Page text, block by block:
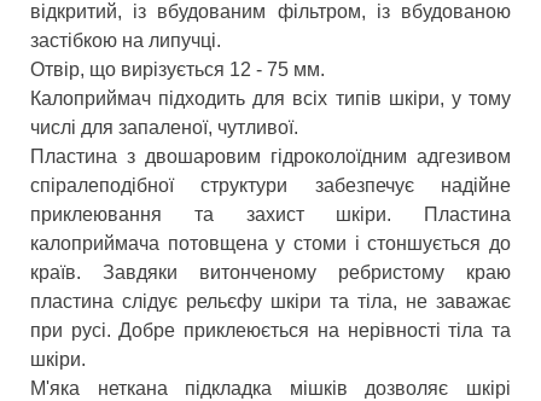
відкритий, із вбудованим фільтром, із вбудованою
застібкою на липучці.
Отвір, що вирізується 12 - 75 мм.
Калоприймач підходить для всіх типів шкіри, у тому
числі для запаленої, чутливої.
Пластина з двошаровим гідроколоїдним адгезивом
спіралеподібної структури забезпечує надійне
приклеювання та захист шкіри. Пластина
калоприймача потовщена у стоми і стоншується до
країв. Завдяки витонченому ребристому краю
пластина слідує рельєфу шкіри та тіла, не заважає
при русі. Добре приклеюється на нерівності тіла та
шкіри.
М'яка неткана підкладка мішків дозволяє шкірі